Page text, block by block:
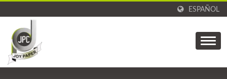
ESPAÑOL